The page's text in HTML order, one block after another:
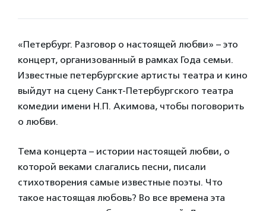
«Петербург. Разговор о настоящей любви» – это
концерт, организованный в рамках Года семьи.
Известные петербургские артисты театра и кино
выйдут на сцену Санкт-Петербургского театра
комедии имени Н.П. Акимова, чтобы поговорить
о любви.
Тема концерта – истории настоящей любви, о
которой веками слагались песни, писали
стихотворения самые известные поэты. Что
такое настоящая любовь? Во все времена эта